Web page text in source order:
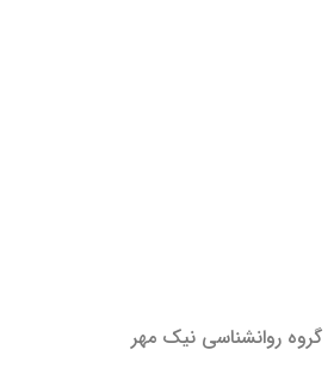
گروه روانشناسی نیک مهر